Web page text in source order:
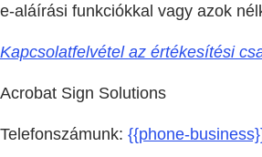
e-aláírási funkciókkal vagy azok
Kapcsolatfelvétel az értékesítési
Acrobat Sign Solutions
Telefonszámunk: {{phone-